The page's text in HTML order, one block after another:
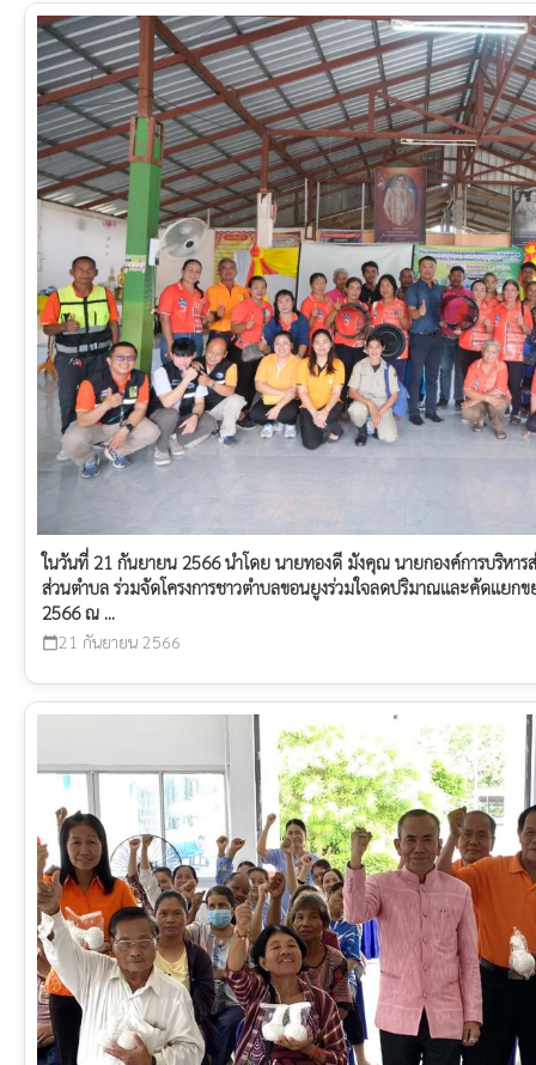
ในวันที่ 21 กันยายน 2566 นำโดย นายทองดี มังคุณ นายกองค์การบริหา
ส่วนตำบล ร่วมจัดโครงการชาวตำบลขอนยูงร่วมใจลดปริมาณและคัดแยก
2566 ณ ...
calendar_today21 กันยายน 2566